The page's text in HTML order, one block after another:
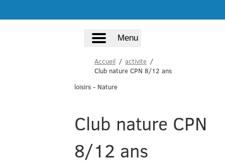
Menu
Accueil
activite
Club nature CPN 8/12 ans
loisirs - Nature
Club nature CPN
8/12 ans